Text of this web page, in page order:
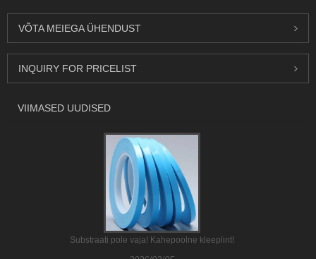
VÕTA MEIEGA ÜHENDUST
INQUIRY FOR PRICELIST
VIIMASED UUDISED
Substraati pole vaja! Kahepoolne kleeplint!